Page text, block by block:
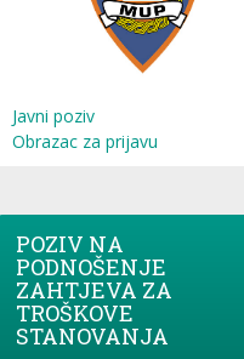
Javni poziv
Obrazac za prijavu
POZIV NA
PODNOŠENJE
ZAHTJEVA ZA
TROŠKOVE
STANOVANJA